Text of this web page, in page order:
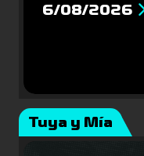
6/08/2026
Tuya y Mía